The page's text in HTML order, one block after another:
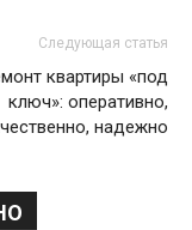
Следующая статья
квартиры «под
ключ»: оперативно,
надежно